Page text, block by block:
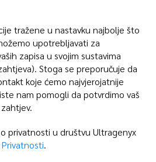
tražene u nastavku najbolje što
upotrebljavati za
zapisa u svojim sustavima
Stoga se preporučuje da
koje ćemo najvjerojatnije
nam pomogli da potvrdimo vaš
privatnosti u društvu Ultragenyx
.